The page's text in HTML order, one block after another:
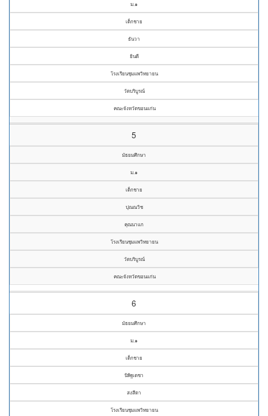
ม.๑
เด็กชาย
ธันวา
ยินดี
โรงเรียนชุมแพวิทยายน
วัดบริบูรณ์
คณะจังหวัดขอนแก่น
5
มัธยมศึกษา
ม.๑
เด็กชาย
ปุณณวิช
คุณนาแก
โรงเรียนชุมแพวิทยายน
วัดบริบูรณ์
คณะจังหวัดขอนแก่น
6
มัธยมศึกษา
ม.๑
เด็กชาย
นิพิฐเดชา
สงสีดา
โรงเรียนชุมแพวิทยายน